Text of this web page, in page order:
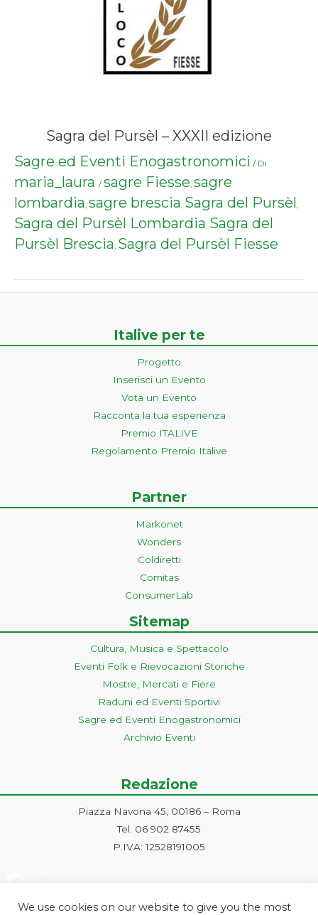
Sagra del Pursèl – XXXII edizione
Sagre ed Eventi Enogastronomici / Di
maria_laura /sagre Fiesse, sagre
lombardia, sagre brescia, Sagra del Pursèl,
Sagra del Pursèl Lombardia, Sagra del
Pursèl Brescia, Sagra del Pursèl Fiesse
Italive per te
Progetto
Inserisci un Evento
Vota un Evento
Racconta la tua esperienza
Premio ITALIVE
Regolamento Premio Italive
Partner
Markonet
Wonders
Coldiretti
Comitas
ConsumerLab
Sitemap
Cultura, Musica e Spettacolo
Eventi Folk e Rievocazioni Storiche
Mostre, Mercati e Fiere
Raduni ed Eventi Sportivi
Sagre ed Eventi Enogastronomici
Archivio Eventi
Redazione
Piazza Navona 45, 00186 – Roma
Tel. 06 902 87455
P.IVA: 12528191005
We use cookies on our website to give you the most